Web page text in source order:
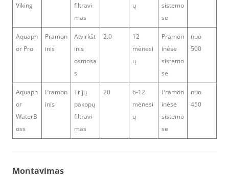
Viking
filtravi
mas
ų
sistemo
se
Aquaph
or Pro
Pramon
inis
Atvirkšt
inis
osmosa
s
2.0
12
mėnesi
ų
Pramon
inėse
sistemo
se
nuo
500
Aquaph
or
WaterB
oss
Pramon
inis
Trijų
pakopų
filtravi
mas
20
6-12
mėnesi
ų
Pramon
inėse
sistemo
se
nuo
450
Montavimas